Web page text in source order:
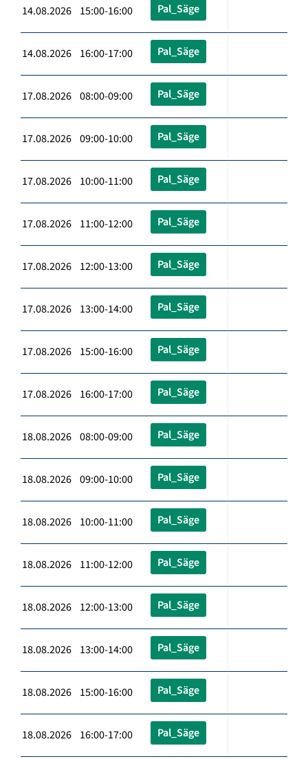
14.08.2026 15:00-16:00 Pal_Säge
14.08.2026 16:00-17:00 Pal_Säge
17.08.2026 08:00-09:00 Pal_Säge
17.08.2026 09:00-10:00 Pal_Säge
17.08.2026 10:00-11:00 Pal_Säge
17.08.2026 11:00-12:00 Pal_Säge
17.08.2026 12:00-13:00 Pal_Säge
17.08.2026 13:00-14:00 Pal_Säge
17.08.2026 15:00-16:00 Pal_Säge
17.08.2026 16:00-17:00 Pal_Säge
18.08.2026 08:00-09:00 Pal_Säge
18.08.2026 09:00-10:00 Pal_Säge
18.08.2026 10:00-11:00 Pal_Säge
18.08.2026 11:00-12:00 Pal_Säge
18.08.2026 12:00-13:00 Pal_Säge
18.08.2026 13:00-14:00 Pal_Säge
18.08.2026 15:00-16:00 Pal_Säge
18.08.2026 16:00-17:00 Pal_Säge